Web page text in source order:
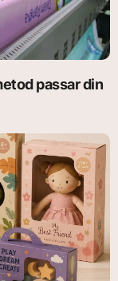
passar din